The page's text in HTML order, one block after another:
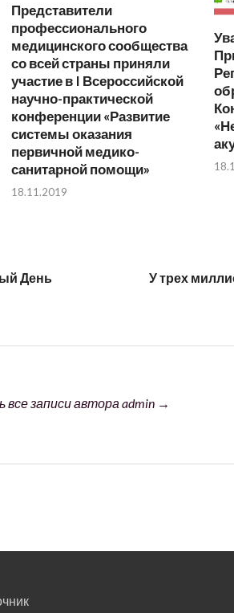
Представители
профессионального
медицинского сообщества
со всей страны приняли
участие в I Всероссийской
научно-практической
конференции «Развитие
системы оказания
первичной медико-
санитарной помощи»
18.11.2019
День
У трех
записи автора admin →